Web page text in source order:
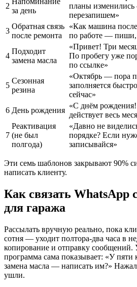
2
за день
планы
перезапишем»
3
Обратная связь
после ремонта
«Как машина
по работе — пиши,
4
Подходит
замена масла
«Привет! Три
По пробегу уже
по ссылке»
5
Сезонная
резина
«Октябрь — пора
заполняется
сейчас»
6 День рождения
«С днём
действует весь
7
Реактивация
(не был
полгода)
«Давно не
порядке? Если
записывайся»
Эти семь шаблонов закрывают 90%
написать клиенту.
Как связать WhatsApp
для гаража
Рассылать вручную реально, пока
сотня — уходит полтора-два часа в
копирование и отправку сообщений.
программа сама показывает: «У пяти
замена масла — написать им?»
ушли.